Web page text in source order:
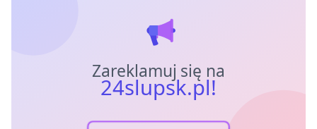
Zareklamuj się na
24slupsk.pl!